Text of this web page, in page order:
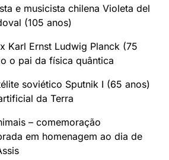
e musicista chilena Violeta del
(105 anos)
Karl Ernst Ludwig Planck (75
o pai da física quântica
soviético Sputnik I (65 anos)
da Terra
– comemoração
em homenagem ao dia de